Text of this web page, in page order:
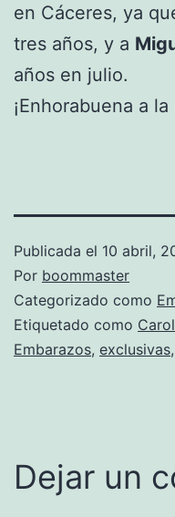
en Cáceres, ya
tres años, y a
años en julio.
¡Enhorabuena a la
Publicada el 10 abril,
Por boommaster
Categorizado como
Etiquetado como
Embarazos, exclusivas,
Dejar un